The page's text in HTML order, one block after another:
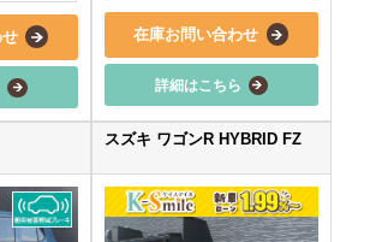
在庫お問い合わせ
詳細はこちら
スズキ ワゴンR HYBRID FZ